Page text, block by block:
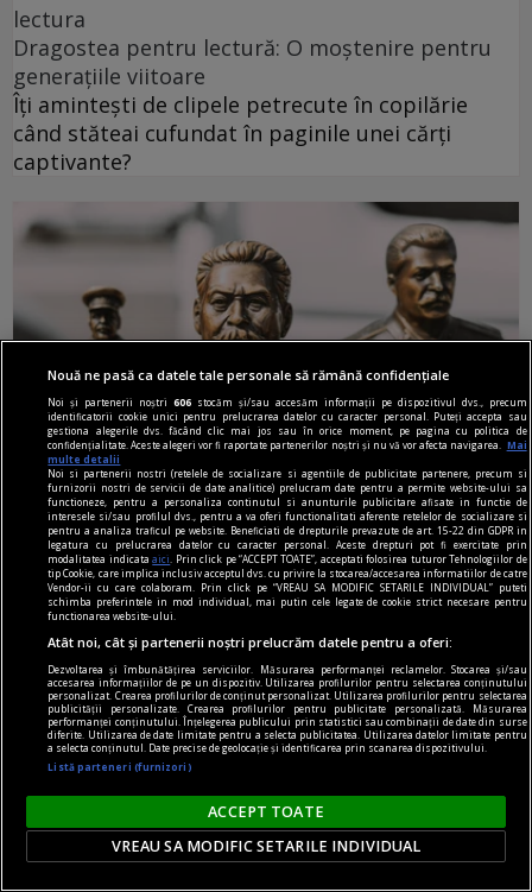
lectura
Dragostea pentru lectură: O moștenire pentru
generațiile viitoare
Îți amintești de clipele petrecute în copilărie
când stăteai cufundat în paginile unei cărți
captivante?
istoria comunismului
Istoria comunismului: lecturi esențiale pentru a
înțelege un fenomen global
Comunismul a fost un fenomen global care a
influențat profund secolul XX, iar studiul său
continuă să fie de mare interes pentru istorici,
politologi și publicul larg.
Nouă ne pasă ca datele tale personale să rămână confidențiale
Noi și partenerii noștri606 stocăm și/sau accesăm informații pe dispozitivul dvs., precum
identificatorii cookie unici pentru prelucrarea datelor cu caracter personal. Puteți accepta sau
gestiona alegerile dvs. făcând clic mai jos sau în orice moment, pe pagina cu politica de
confidențialitate. Aceste alegeri vor fi raportate partenerilor noștri și nu vă vor afecta navigarea.
Mai
multe detalii
Noi si partenerii nostri (retelele de socializare si agentiile de publicitate partenere, precum si
furnizorii nostri de servicii de date analitice) prelucram date pentru a permite website-ului sa
functioneze, pentru a personaliza continutul si anunturile publicitare afisate in functie de
interesele si/sau profilul dvs., pentru a va oferi functionalitati aferente retelelor de socializare si
pentru a analiza traficul pe website. Beneficiati de drepturile prevazute de art. 15-22 din GDPR in
legatura cu prelucrarea datelor cu caracter personal. Aceste drepturi pot fi exercitate prin
modalitatea indicataaici
. Prin click pe “ACCEPT TOATE”, acceptati folosirea tuturor Tehnologiilor de
tip Cookie, care implica inclusiv acceptul dvs. cu privire la stocarea/accesarea informatiilor de catre
Vendor-ii cu care colaboram. Prin click pe “VREAU SA MODIFIC SETARILE INDIVIDUAL” puteti
schimba preferintele in mod individual, mai putin cele legate de cookie strict necesare pentru
functionarea website-ului.
Atât noi, cât și partenerii noștri prelucrăm datele pentru a oferi:
Dezvoltarea și îmbunătățirea serviciilor. Măsurarea performanței reclamelor. Stocarea și/sau
accesarea informațiilor de pe un dispozitiv. Utilizarea profilurilor pentru selectarea conținutului
personalizat. Crearea profilurilor de conținut personalizat. Utilizarea profilurilor pentru selectarea
publicității personalizate. Crearea profilurilor pentru publicitate personalizată. Măsurarea
performanței conținutului. Înțelegerea publicului prin statistici sau combinații de date din surse
diferite. Utilizarea de date limitate pentru a selecta publicitatea. Utilizarea datelor limitate pentru
a selecta conținutul. Date precise de geolocație și identificarea prin scanarea dispozitivului.
Listă parteneri (furnizori)
ACCEPT TOATE
VREAU SA MODIFIC SETARILE INDIVIDUAL